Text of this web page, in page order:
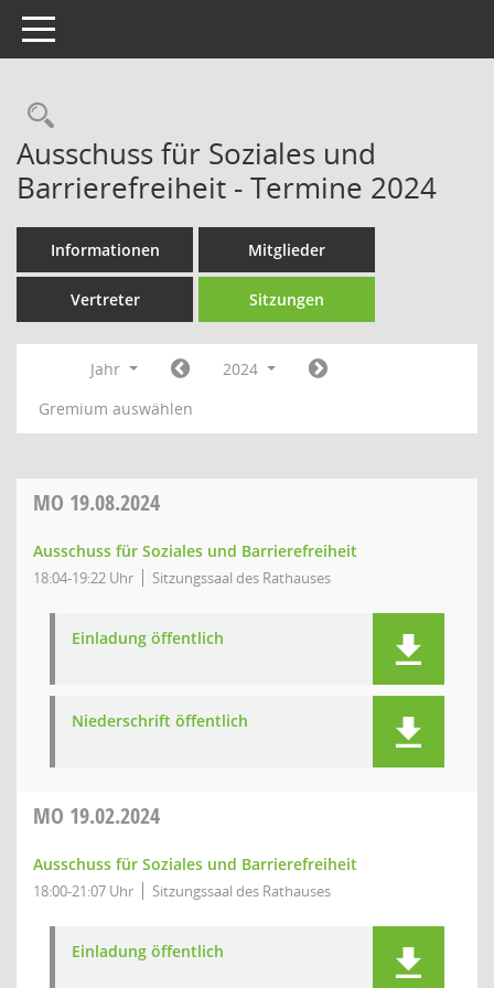
Toggle navigation
Rechercheauswahl
Ausschuss für Soziales und
Barrierefreiheit - Termine 2024
Informationen Mitglieder
Vertreter Sitzungen
Jahr
2024
Gremium auswählen
MO 19.08.2024
Ausschuss für Soziales und Barrierefreiheit
18:04-19:22 Uhr Sitzungssaal des Rathauses
Einladung öffentlich
Niederschrift öffentlich
MO 19.02.2024
Ausschuss für Soziales und Barrierefreiheit
18:00-21:07 Uhr Sitzungssaal des Rathauses
Einladung öffentlich